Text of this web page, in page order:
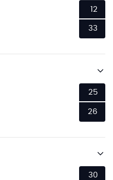
12
33
25
26
30